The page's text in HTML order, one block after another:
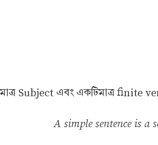
Subject এবং একটিমাত্র finite
A simple sentence is a